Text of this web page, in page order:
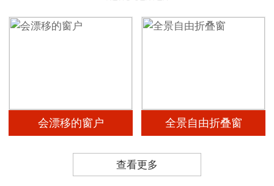
会漂移的窗户 全景自由折叠窗
查看更多